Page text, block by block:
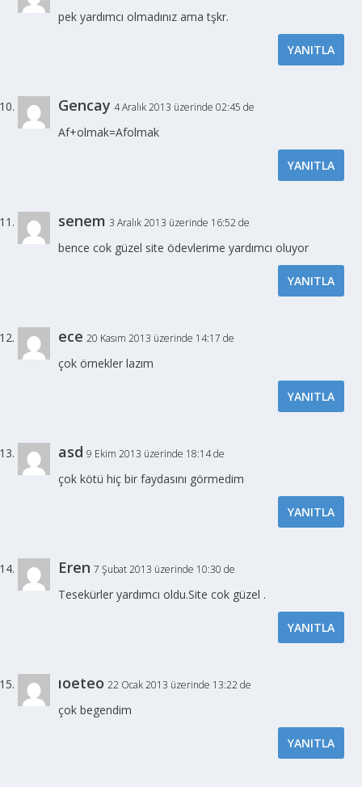
pek yardımcı olmadınız ama tşkr.
YANITLA
Gencay 4 Aralık 2013 üzerinde 02:45 de
Af+olmak=Afolmak
YANITLA
senem 3 Aralık 2013 üzerinde 16:52 de
bence cok güzel site ödevlerime yardımcı oluyor
YANITLA
ece 20 Kasım 2013 üzerinde 14:17 de
çok örnekler lazım
YANITLA
asd 9 Ekim 2013 üzerinde 18:14 de
çok kötü hiç bir faydasını görmedim
YANITLA
Eren 7 Şubat 2013 üzerinde 10:30 de
Tesekürler yardımcı oldu.Site cok güzel .
YANITLA
ıoeteo 22 Ocak 2013 üzerinde 13:22 de
çok begendim
YANITLA